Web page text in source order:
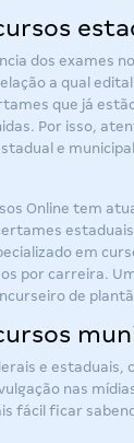
dos exames
a qual
que já
Por isso,
e
Online tem
em
por carreira.
de
e estaduais,
nas
fácil ficar